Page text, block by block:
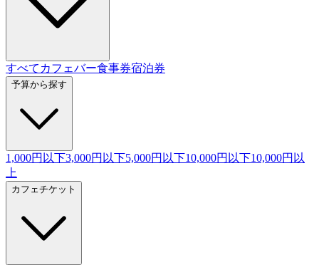
すべて カフェバー食事券宿泊券
予算から探す
1,000円以下3,000円以下5,000円以下10,000円以下10,000円以
上
カフェチケット